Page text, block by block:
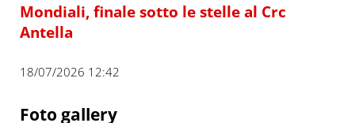
Mondiali, finale sotto le stelle al Crc
Antella
18/07/2026 12:42
Foto gallery